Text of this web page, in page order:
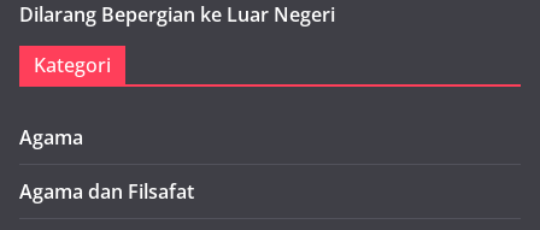
Dilarang Bepergian ke Luar Negeri
Kategori
Agama
Agama dan Filsafat